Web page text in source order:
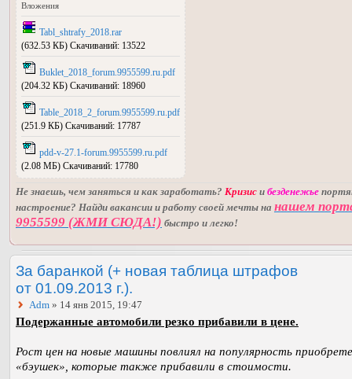
Вложения
Tabl_shtrafy_2018.rar
(632.53 КБ) Скачиваний: 13522
Buklet_2018_forum.9955599.ru.pdf
(204.32 КБ) Скачиваний: 18960
Table_2018_2_forum.9955599.ru.pdf
(251.9 КБ) Скачиваний: 17787
pdd-v-27.1-forum.9955599.ru.pdf
(2.08 МБ) Скачиваний: 17780
Не знаешь, чем заняться и как заработать? Кризис и безденежье
настроение? Найди вакансии и работу своей мечты на нашем
9955599 (ЖМИ СЮДА!) быстро и легко!
За баранкой (+ новая таблица штрафов
от 01.09.2013 г.).
Adm » 14 янв 2015, 19:47
Подержанные автомобили резко прибавили в цене.
Рост цен на новые машины повлиял на популярность
«бэушек», которые также прибавили в стоимости.